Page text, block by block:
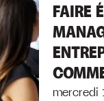
FAIRE
mercredi